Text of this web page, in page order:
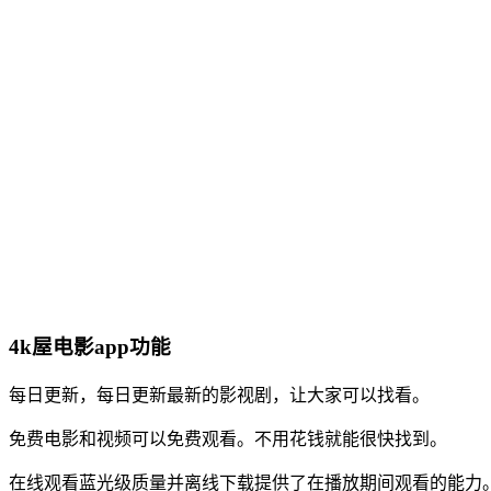
4k屋电影app功能
每日更新，每日更新最新的影视剧，让大家可以找看。
免费电影和视频可以免费观看。不用花钱就能很快找到。
在线观看蓝光级质量并离线下载提供了在播放期间观看的能力